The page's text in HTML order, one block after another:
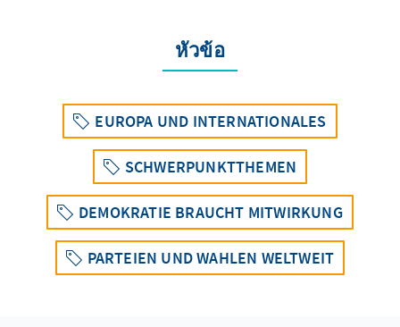
หัวข้อ
EUROPA UND INTERNATIONALES
SCHWERPUNKTTHEMEN
DEMOKRATIE BRAUCHT MITWIRKUNG
PARTEIEN UND WAHLEN WELTWEIT